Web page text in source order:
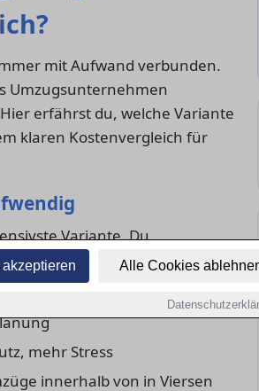
Alle Cookies
mit Aufwand verbunden.
Umzugsunternehmen
erfährst du, welche Variante
klaren Kostenvergleich für
Variante. Du
selbst. Das spart Geld, kostet
mehr Stress
innerhalb von in Viersen